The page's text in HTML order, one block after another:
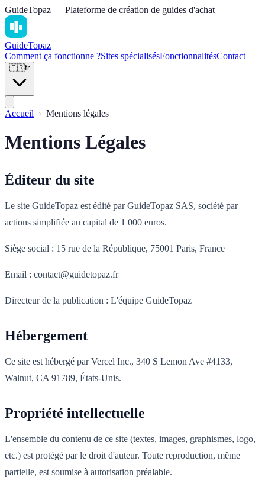
GuideTopaz — Plateforme de création de guides d'achat
GuideTopaz
Comment ça fonctionne ?Sites spécialisésFonctionnalitésContact
🇫🇷fr
Accueil Mentions légales
Mentions Légales
Éditeur du site
Le site GuideTopaz est édité par GuideTopaz SAS, société par
actions simplifiée au capital de 1 000 euros.
Siège social : 15 rue de la République, 75001 Paris, France
Email : contact@guidetopaz.fr
Directeur de la publication : L'équipe GuideTopaz
Hébergement
Ce site est hébergé par Vercel Inc., 340 S Lemon Ave #4133,
Walnut, CA 91789, États-Unis.
Propriété intellectuelle
L'ensemble du contenu de ce site (textes, images, graphismes, logo,
etc.) est protégé par le droit d'auteur. Toute reproduction, même
partielle, est soumise à autorisation préalable.